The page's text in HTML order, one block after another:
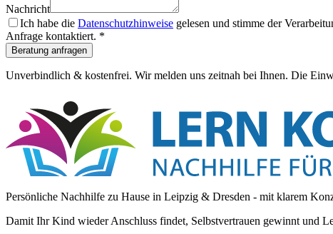
Nachricht
Ich habe die Datenschutzhinweise gelesen und stimme der
Anfrage kontaktiert. *
Beratung anfragen
Unverbindlich & kostenfrei. Wir melden uns zeitnah bei Ihnen. Die
Persönliche Nachhilfe zu Hause in Leipzig & Dresden - mit klarem
Damit Ihr Kind wieder Anschluss findet, Selbstvertrauen gewinnt und